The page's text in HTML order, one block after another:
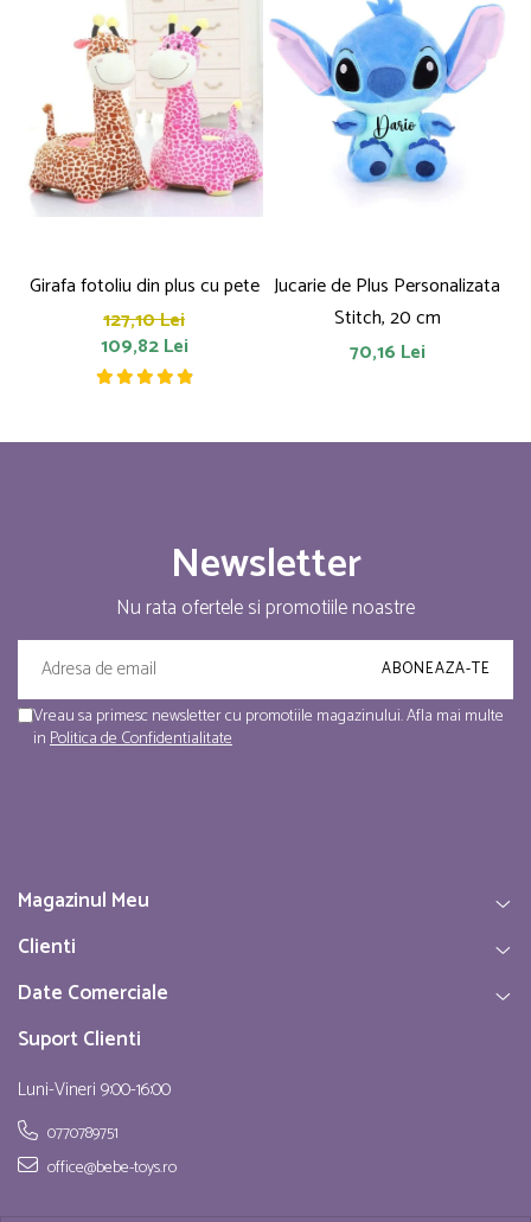
Girafa fotoliu din plus cu pete
127,10 Lei
109,82 Lei
Jucarie de Plus Personalizata
Stitch, 20 cm
70,16 Lei
Newsletter
Nu rata ofertele si promotiile noastre
Vreau sa primesc newsletter cu promotiile magazinului. Afla mai multe
inPolitica de Confidentialitate
Magazinul Meu
Clienti
Date Comerciale
Suport Clienti
Luni-Vineri 9:00-16:00
0770789751
office@bebe-toys.ro